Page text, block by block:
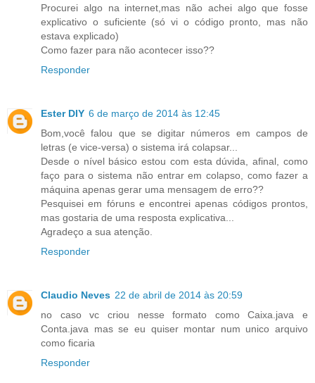
Procurei algo na internet,mas não achei algo que fosse
explicativo o suficiente (só vi o código pronto, mas não
estava explicado)
Como fazer para não acontecer isso??
Responder
Ester DIY 6 de março de 2014 às 12:45
Bom,você falou que se digitar números em campos de
letras (e vice-versa) o sistema irá colapsar...
Desde o nível básico estou com esta dúvida, afinal, como
faço para o sistema não entrar em colapso, como fazer a
máquina apenas gerar uma mensagem de erro??
Pesquisei em fóruns e encontrei apenas códigos prontos,
mas gostaria de uma resposta explicativa...
Agradeço a sua atenção.
Responder
Claudio Neves 22 de abril de 2014 às 20:59
no caso vc criou nesse formato como Caixa.java e
Conta.java mas se eu quiser montar num unico arquivo
como ficaria
Responder